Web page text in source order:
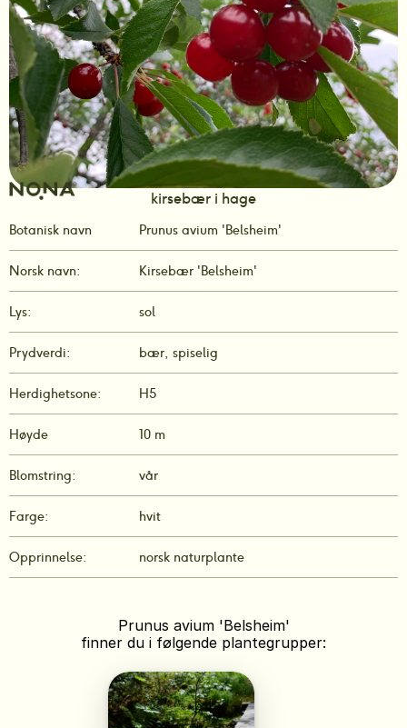
Botanisk navn Prunus avium 'Belsheim'
Norsk navn: Kirsebær 'Belsheim'
Lys: sol
Prydverdi: bær, spiselig
Herdighetsone: H5
Høyde 10 m
Blomstring: vår
Farge: hvit
Opprinnelse: norsk naturplante
kirsebær i hage
Prunus avium 'Belsheim'
finner du i følgende plantegrupper: